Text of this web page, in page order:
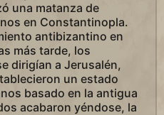
una matanza de
en Constantinopla.
antibizantino en
más tarde, los
dirigían a Jerusalén,
un estado
basado en la antigua
acabaron yéndose, la